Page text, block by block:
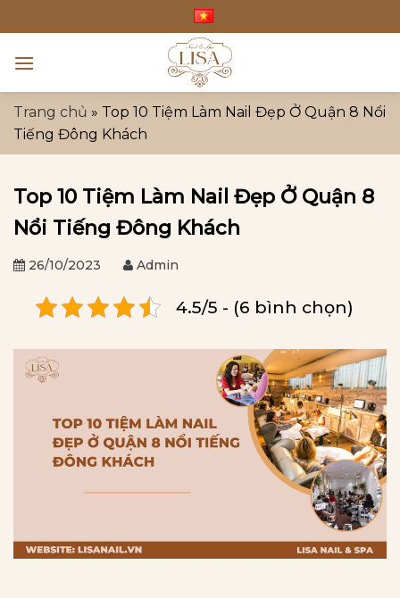
qua
nội
Trang chủ » Top 10 Tiệm Làm Nail Đẹp Ở Quận 8 Nổi
Tiếng Đông Khách
Top 10 Tiệm Làm Nail Đẹp Ở Quận 8
Nổi Tiếng Đông Khách
26/10/2023 Admin
4.5/5 - (6 bình chọn)